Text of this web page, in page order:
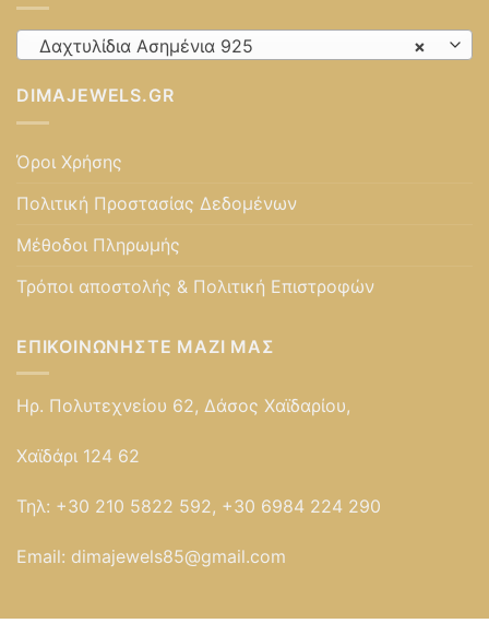
×
Δαχτυλίδια Ασημένια 925
DIMAJEWELS.GR
Όροι Χρήσης
Πολιτική Προστασίας Δεδομένων
Μέθοδοι Πληρωμής
Τρόποι αποστολής & Πολιτική Επιστροφών
ΕΠΙΚΟΙΝΩΝΉΣΤΕ ΜΑΖΊ ΜΑΣ
Ηρ. Πολυτεχνείου 62, Δάσος Χαϊδαρίου,
Χαϊδάρι 124 62
Τηλ: +30 210 5822 592, +30 6984 224 290
Email: dimajewels85@gmail.com